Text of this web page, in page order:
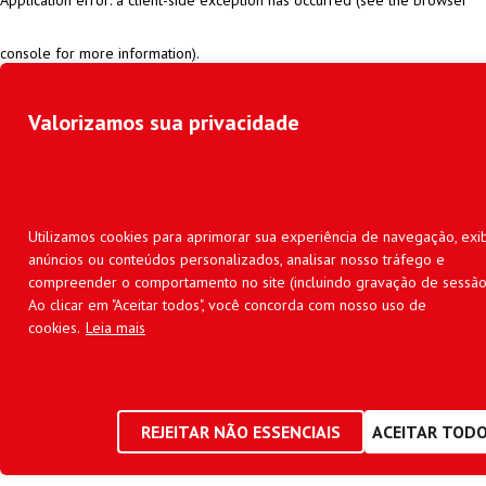
Valorizamos sua privacidade
Utilizamos cookies para aprimorar sua experiência de navegação,
anúncios ou conteúdos personalizados, analisar nosso tráfego e
compreender o comportamento no site (incluindo gravação de
Ao clicar em "Aceitar todos", você concorda com nosso uso de
cookies. Leia mais
REJEITAR NÃO ESSENCIAIS ACEITAR
console for more information).